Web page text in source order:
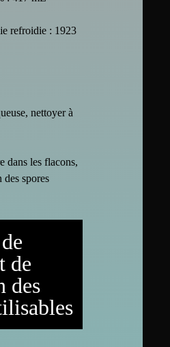
refroidie : 1923
nettoyer à
dans les flacons,
des spores
de
des